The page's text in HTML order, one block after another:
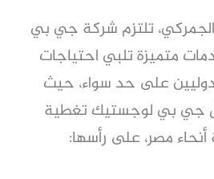
تلتزم شركة جي بي
متميزة تلبي احتياجات
على حد سواء، حيث
جي بي لوجستيك تغطية
مصر، على رأسها: